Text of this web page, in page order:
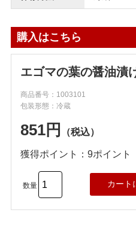
購入はこちら
エゴマの葉の醤油漬
商品番号：1003101
包装形態：冷蔵
851円 （税込）
獲得ポイント：9ポイント
数量